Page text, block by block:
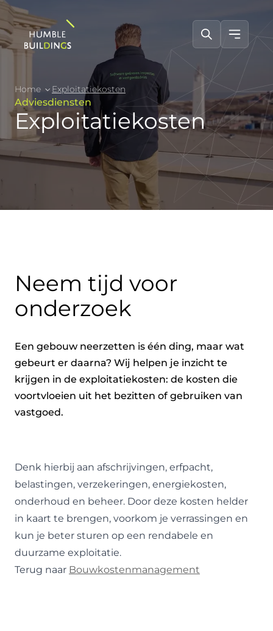
Home Exploitatiekosten
Adviesdiensten
Exploitatiekosten
Neem tijd voor
onderzoek
Een gebouw neerzetten is één ding, maar wat
gebeurt er daarna? Wij helpen je inzicht te
krijgen in de exploitatiekosten: de kosten die
voortvloeien uit het bezitten of gebruiken van
vastgoed.
Denk hierbij aan afschrijvingen, erfpacht,
belastingen, verzekeringen, energiekosten,
onderhoud en beheer. Door deze kosten helder
in kaart te brengen, voorkom je verrassingen en
kun je beter sturen op een rendabele en
duurzame exploitatie.
Terug naar Bouwkostenmanagement